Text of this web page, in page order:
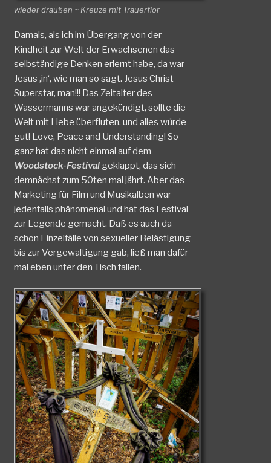
wieder draußen ~ Kreuze mit Trauerflor
Damals, als ich im Übergang von der
Kindheit zur Welt der Erwachsenen das
selbständige Denken erlernt habe, da war
Jesus ‚in‘, wie man so sagt. Jesus Christ
Superstar, man!!! Das Zeitalter des
Wassermanns war angekündigt, sollte die
Welt mit Liebe überfluten, und alles würde
gut! Love, Peace and Understanding! So
ganz hat das nicht einmal auf dem
Woodstock-Festivalgeklappt, das sich
demnächst zum 50ten mal jährt. Aber das
Marketing für Film und Musikalben war
jedenfalls phänomenal und hat das Festival
zur Legende gemacht. Daß es auch da
schon Einzelfälle von sexueller Belästigung
bis zur Vergewaltigung gab, ließ man dafür
mal eben unter den Tisch fallen.